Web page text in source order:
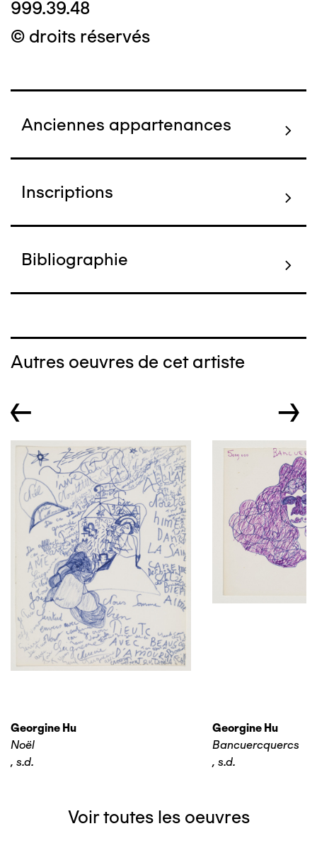
999.39.48
© droits réservés
Anciennes appartenances
Inscriptions
Bibliographie
Autres oeuvres de cet artiste
← →
Georgine Hu
Noël
, s.d.
Georgine Hu
Bancuercquercs
, s.d.
Voir toutes les oeuvres